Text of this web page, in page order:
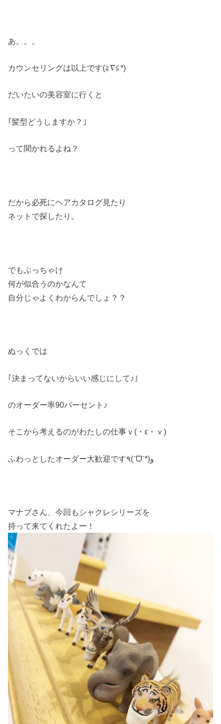
あ。。。
カウンセリングは以上です(≧∇≦*)
だいたいの美容室に行くと
｢髪型どうしますか？｣
って聞かれるよね？
だから必死にヘアカタログ見たり
ネットで探したり。
でもぶっちゃけ
何が似合うのかなんて
自分じゃよくわからんでしょ？？
ぬっくでは
｢決まってないからいい感じにして♪｣
のオーダー率90パーセント♪
そこから考えるのがわたしの仕事ｖ(・ε・ｖ)
ふわっとしたオーダー大歓迎です٩(ˊᗜˋ*)و
マナブさん、今回もシャクレシリーズを
持って来てくれたよー！